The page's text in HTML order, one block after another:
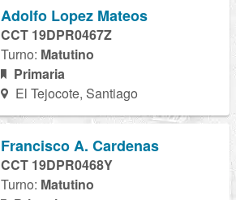
Adolfo Lopez Mateos
CCT 19DPR0467Z
Turno: Matutino
Primaria
El Tejocote, Santiago
Francisco A. Cardenas
CCT 19DPR0468Y
Turno: Matutino